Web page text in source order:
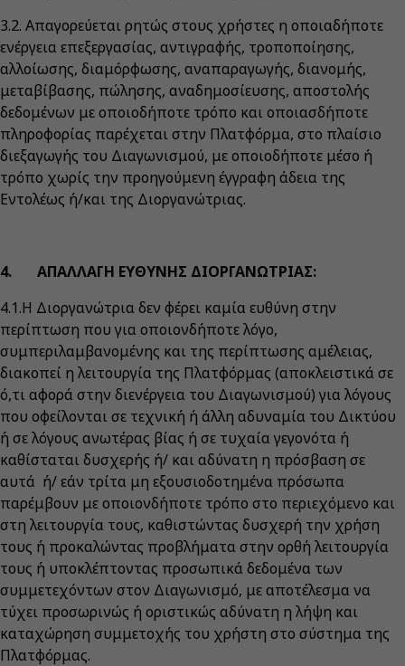
3.2. Απαγορεύεται ρητώς στους χρήστες η οποιαδήποτε
ενέργεια επεξεργασίας, αντιγραφής, τροποποίησης,
αλλοίωσης, διαμόρφωσης, αναπαραγωγής, διανομής,
μεταβίβασης, πώλησης, αναδημοσίευσης, αποστολής
δεδομένων με οποιοδήποτε τρόπο και οποιασδήποτε
πληροφορίας παρέχεται στην Πλατφόρμα, στο πλαίσιο
διεξαγωγής του Διαγωνισμού, με οποιοδήποτε μέσο ή
τρόπο χωρίς την προηγούμενη έγγραφη άδεια της
Εντολέως ή/και της Διοργανώτριας.
4. ΑΠΑΛΛΑΓΗ ΕΥΘΥΝΗΣ ΔΙΟΡΓΑΝΩΤΡΙΑΣ:
4.1.Η Διοργανώτρια δεν φέρει καμία ευθύνη στην
περίπτωση που για οποιονδήποτε λόγο,
συμπεριλαμβανομένης και της περίπτωσης αμέλειας,
διακοπεί η λειτουργία της Πλατφόρμας (αποκλειστικά σε
ό,τι αφορά στην διενέργεια του Διαγωνισμού) για λόγους
που οφείλονται σε τεχνική ή άλλη αδυναμία του Δικτύου
ή σε λόγους ανωτέρας βίας ή σε τυχαία γεγονότα ή
καθίσταται δυσχερής ή/ και αδύνατη η πρόσβαση σε
αυτά ή/ εάν τρίτα μη εξουσιοδοτημένα πρόσωπα
παρέμβουν με οποιονδήποτε τρόπο στο περιεχόμενο και
στη λειτουργία τους, καθιστώντας δυσχερή την χρήση
τους ή προκαλώντας προβλήματα στην ορθή λειτουργία
τους ή υποκλέπτοντας προσωπικά δεδομένα των
συμμετεχόντων στον Διαγωνισμό, με αποτέλεσμα να
τύχει προσωρινώς ή οριστικώς αδύνατη η λήψη και
καταχώρηση συμμετοχής του χρήστη στο σύστημα της
Πλατφόρμας.